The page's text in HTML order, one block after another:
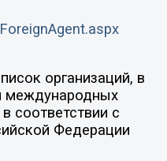
организаций, в
международных
соответствии с
Федерации